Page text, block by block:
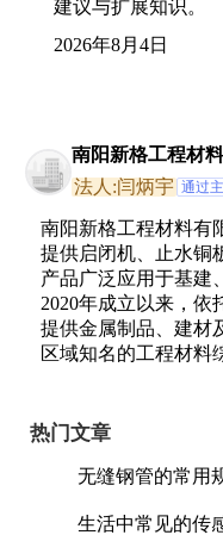
建议与扩展知识。
2026年8月4日
南阳新格工程材
法人:闫炳宇 通过
南阳新格工程材料有
提供启闭机、止水铜
产品广泛应用于基建
2020年成立以来，依
提供金属制品、建材
区域知名的工程材料
热门文章
无缝钢管的常用
生活中常见的传